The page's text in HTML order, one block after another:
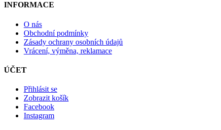
INFORMACE
O nás
Obchodní podmínky
Zásady ochrany osobních údajů
Vrácení, výměna, reklamace
ÚČET
Přihlásit se
Zobrazit košík
Facebook
Instagram